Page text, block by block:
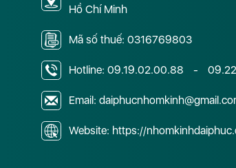
Hồ Chí Minh
Mã số thuế: 0316769803
Hotline: 09.19.02.00.88 -
Email:
Website: https://